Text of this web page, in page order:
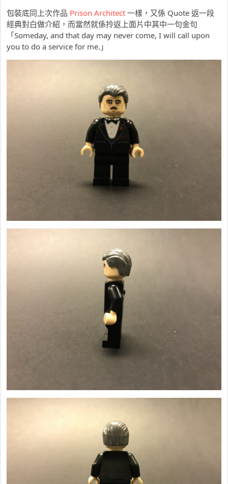
包裝底同上次作品 Prison Architect 一樣，又係 Quote 返一段
經典對白做介紹，而當然就係拎返上面片中其中一句金句
「Someday, and that day may never come, I will call upon
you to do a service for me.」